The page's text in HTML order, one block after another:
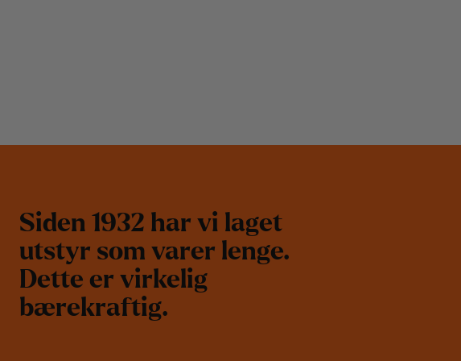
Siden 1932 har vi laget
utstyr som varer lenge.
Dette er virkelig
bærekraftig.